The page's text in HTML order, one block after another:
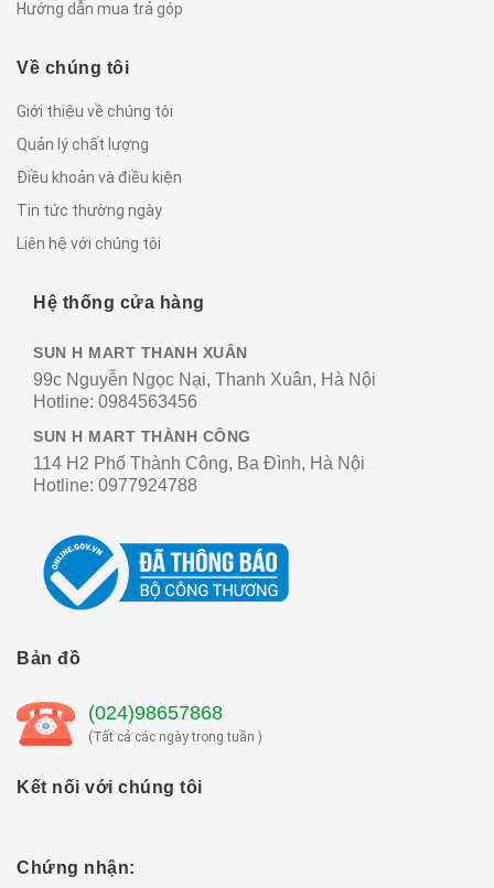
Hướng dẫn mua trả góp
Về chúng tôi
Giới thiệu về chúng tôi
Quản lý chất lượng
Điều khoản và điều kiện
Tin tức thường ngày
Liên hệ với chúng tôi
Hệ thống cửa hàng
SUN H MART THANH XUÂN
99c Nguyễn Ngọc Nại, Thanh Xuân, Hà Nội
Hotline: 0984563456
SUN H MART THÀNH CÔNG
114 H2 Phố Thành Công, Ba Đình, Hà Nội
Hotline: 0977924788
Bản đồ
(024)98657868
(Tất cả các ngày trong tuần )
Kết nối với chúng tôi
Chứng nhận: